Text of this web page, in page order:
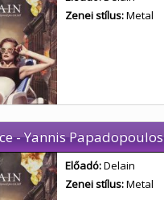
Zenei stílus:Metal
- Yannis Papadopoulos
Előadó:Delain
Zenei stílus:Metal